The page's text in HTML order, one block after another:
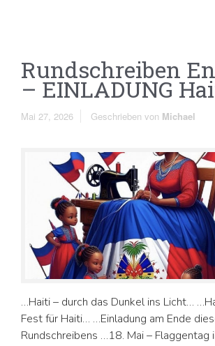
Rundschreiben
– EINLADUNG
Mai 27, 2026 Geschrieben von Michael
…Haiti – durch das Dunkel ins Licht…
Fest für Haiti… …Einladung am Ende
Rundschreibens …18. Mai – Flaggentag